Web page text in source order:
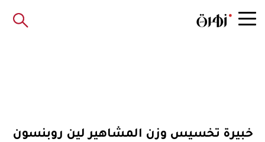
خبيرة تخسيس وزن المشاهير لين روبنسون